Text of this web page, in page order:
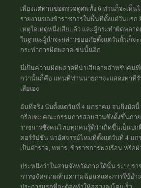
เพียงแต่ท่านขอตรวจดูศพทั้ง 6 ท่านก็จะเห็น
รายงานของข้าราชการในพื้นที่ตั้งแต่วันแร
เหตุใดเหตุหนึ่งเสียแล้ว และผู้กระทำผิดพล
ในฐานะผู้นำจะกล่าวขออภัยตั้งแต่วันนั้นก็จ
กระทำการผิดพลาดเช่นนั้นอีก
นี่เป็นความผิดพลาดที่น่าเสียดายสำหรับคนที่
กว่านั้นก็คือ แทนที่ท่านนายกฯจะแสดงท่าที
เสียเอง
อันที่จริง นับตั้งแต่วันที่ 4 มกราคม จนถึงบัด
กรือเซะ คณะกรรมการสอบสวนซึ่งตั้งขึ้นภา
ราชการซึ่งคนไทยทุกคนรู้ดีว่าเกิดขึ้นเป็นป
คอร์รัปชั่น น่าอัศจรรย์ไหมที่ตั้งแต่วันที่ 4 มก
เป็นตำรวจ, ทหาร, ข้าราชการพลเรือน หรือ
ประหนึ่งว่าในสามจังหวัดภาคใต้นั้น ระบบร
การขจัดกวาดล้างความฉ้อฉลและการใช้อ